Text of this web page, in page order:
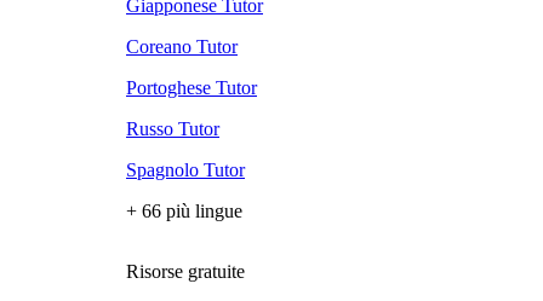
Giapponese Tutor
Coreano Tutor
Portoghese Tutor
Russo Tutor
Spagnolo Tutor
+ 66 più lingue
Risorse gratuite